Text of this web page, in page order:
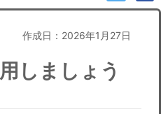
作成日：2026年1月27日
しましょう